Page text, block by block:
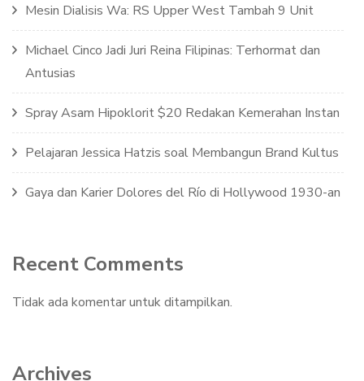
Mesin Dialisis Wa: RS Upper West Tambah 9 Unit
Michael Cinco Jadi Juri Reina Filipinas: Terhormat dan
Antusias
Spray Asam Hipoklorit $20 Redakan Kemerahan Instan
Pelajaran Jessica Hatzis soal Membangun Brand Kultus
Gaya dan Karier Dolores del Río di Hollywood 1930-an
Recent Comments
Tidak ada komentar untuk ditampilkan.
Archives